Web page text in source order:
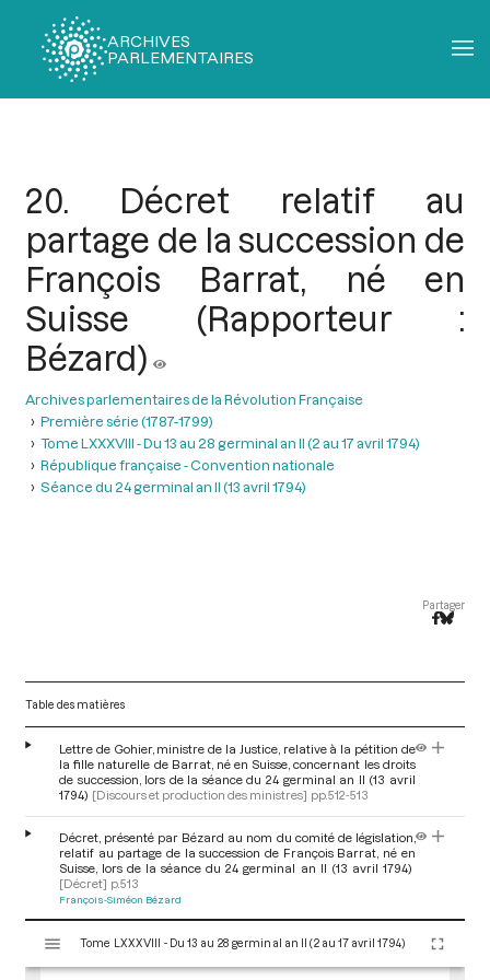
ARCHIVES
PARLEMENTAIRES
20. Décret relatif au
partage de la succession de
François Barrat, né en
Suisse (Rapporteur :
Bézard)
Archives parlementaires de la Révolution Française
Première série (1787-1799)
Tome LXXXVIII - Du 13 au 28 germinal an II (2 au 17 avril 1794)
République française - Convention nationale
Séance du 24 germinal an II (13 avril 1794)
Partager
Table des matières
Lettre de Gohier, ministre de la Justice, relative à la pétition de
la fille naturelle de Barrat, né en Suisse, concernant les droits
de succession, lors de la séance du 24 germinal an II (13 avril
1794) [Discours et production des ministres] pp.512-513
Décret, présenté par Bézard au nom du comité de législation,
relatif au partage de la succession de François Barrat, né en
Suisse, lors de la séance du 24 germinal an II (13 avril 1794)
[Décret] p.513
François-Siméon Bézard
s
Tome LXXXVIII - Du 13 au 28 germinal an II (2 au 17 avril 1794)